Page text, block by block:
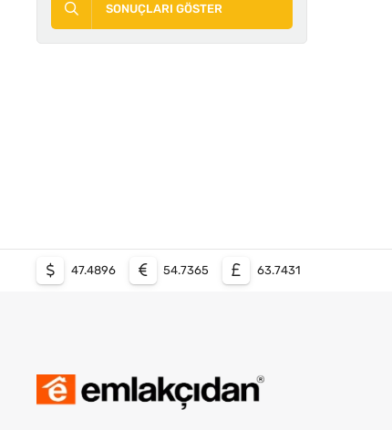
SONUÇLARI GÖSTER
47.4896 54.7365 63.7431